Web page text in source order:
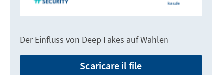
Der Einfluss von Deep Fakes auf Wahlen
Scaricare il file